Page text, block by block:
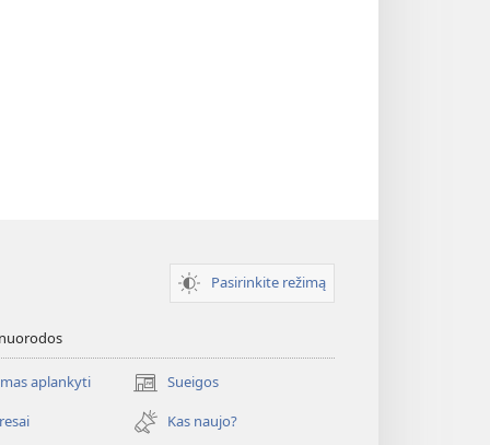
Pasirinkite režimą
aplankyti Sueigos
(atsiveria
naujas
langas)
Kas naujo?